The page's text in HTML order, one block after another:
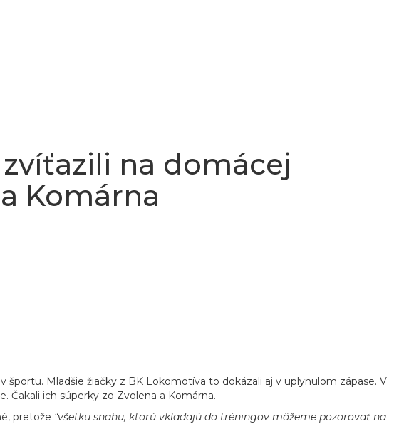
na domácej
Komárna
Mladšie žiačky z BK Lokomotíva to dokázali aj v uplynulom zápase. V
Čakali ich súperky zo Zvolena a Komárna.
pretože “všetku snahu, ktorú vkladajú do tréningov môžeme pozorovať na